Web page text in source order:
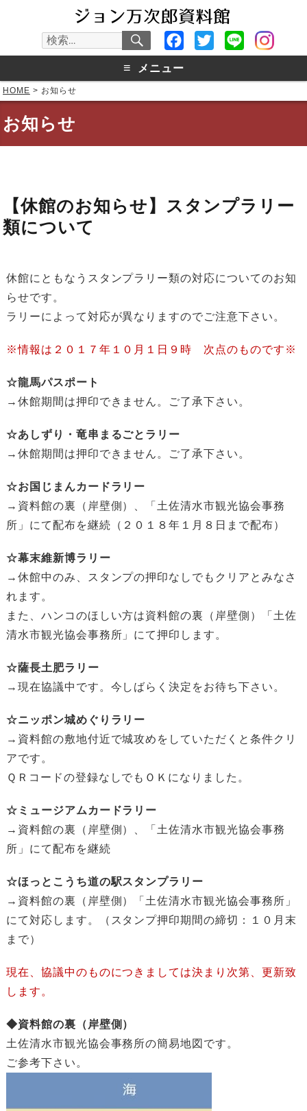
検
索:
検
索
Facebook
Twitter Line
≡ メニュー
HOME > お知らせ
お知らせ
【休館のお知らせ】スタンプラリー
類について
休館にともなうスタンプラリー類の対応についてのお知
らせです。
ラリーによって対応が異なりますのでご注意下さい。
※情報は２０１７年１０月１日９時 次点のものです※
☆龍馬パスポート
→休館期間は押印できません。ご了承下さい。
☆あしずり・竜串まるごとラリー
→休館期間は押印できません。ご了承下さい。
☆お国じまんカードラリー
→資料館の裏（岸壁側）、「土佐清水市観光協会事務
所」にて配布を継続（２０１８年１月８日まで配布）
☆幕末維新博ラリー
→休館中のみ、スタンプの押印なしでもクリアとみなさ
れます。
また、ハンコのほしい方は資料館の裏（岸壁側）「土佐
清水市観光協会事務所」にて押印します。
☆薩長土肥ラリー
→現在協議中です。今しばらく決定をお待ち下さい。
☆ニッポン城めぐりラリー
→資料館の敷地付近で城攻めをしていただくと条件クリ
アです。
ＱＲコードの登録なしでもＯＫになりました。
☆ミュージアムカードラリー
→資料館の裏（岸壁側）、「土佐清水市観光協会事務
所」にて配布を継続
☆ほっとこうち道の駅スタンプラリー
→資料館の裏（岸壁側）「土佐清水市観光協会事務所」
にて対応します。（スタンプ押印期間の締切：１０月末
まで）
現在、協議中のものにつきましては決まり次第、更新致
します。
◆資料館の裏（岸壁側）
土佐清水市観光協会事務所の簡易地図です。
ご参考下さい。